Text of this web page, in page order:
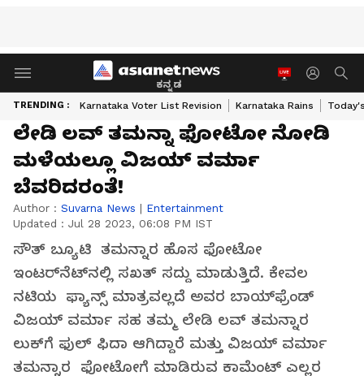
ಕನ್ನಡ
TRENDING : Karnataka Voter List Revision Karnataka Rains
ಲೇಡಿ ಲವ್‌ ತಮನ್ನಾ ಫೋಟೋ ನೋಡಿ
ಮಳೆಯಲ್ಲೂ ವಿಜಯ್‌ ವರ್ಮಾ
ಬೆವರಿದರಂತೆ!
Author : Suvarna News | Entertainment
Updated : Jul 28 2023, 06:08 PM IST
ಸೌತ್‌ ಬ್ಯೂಟಿ ತಮನ್ನಾರ ಹೊಸ ಫೋಟೋ
ಇಂಟರ್‌ನೆಟ್‌ನಲ್ಲಿ ಸಖತ್‌ ಸದ್ದು ಮಾಡುತ್ತಿದೆ. ಕೇವಲ
ನಟಿಯ ಫ್ಯಾನ್ಸ್‌ ಮಾತ್ರವಲ್ಲದೆ ಅವರ ಬಾಯ್‌ಫ್ರೆಂಡ್‌
ವಿಜಯ್‌ ವರ್ಮಾ ಸಹ ತಮ್ಮ ಲೇಡಿ ಲವ್‌ ತಮನ್ನಾರ
ಲುಕ್‌ಗೆ ಫುಲ್‌ ಫಿದಾ ಆಗಿದ್ದಾರೆ ಮತ್ತು ವಿಜಯ್‌ ವರ್ಮಾ
ತಮನ್ನಾರ ಫೋಟೋಗೆ ಮಾಡಿರುವ ಕಾಮೆಂಟ್‌ ಎಲ್ಲರ